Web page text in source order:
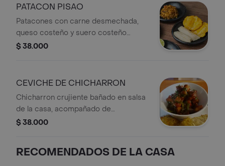
PATACON PISAO
Patacones con carne desmechada,
queso costeño y suero costeño
artesanal.
$ 38.000
CEVICHE DE CHICHARRON
Chicharron crujiente bañado en salsa
de la casa, acompañado de
patacones. (ligeramente picante)
$ 38.000
RECOMENDADOS DE LA CASA